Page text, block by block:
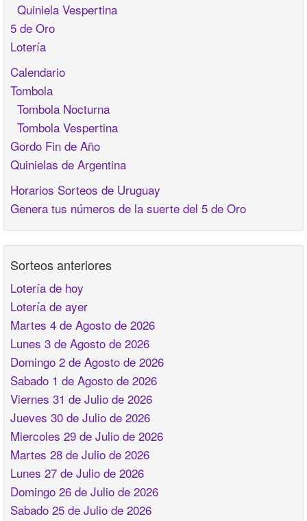
Quiniela Vespertina
5 de Oro
Lotería
Calendario
Tombola
Tombola Nocturna
Tombola Vespertina
Gordo Fin de Año
Quinielas de Argentina
Horarios Sorteos de Uruguay
Genera tus números de la suerte del 5 de Oro
Sorteos anteriores
Lotería de hoy
Lotería de ayer
Martes 4 de Agosto de 2026
Lunes 3 de Agosto de 2026
Domingo 2 de Agosto de 2026
Sabado 1 de Agosto de 2026
Viernes 31 de Julio de 2026
Jueves 30 de Julio de 2026
Miercoles 29 de Julio de 2026
Martes 28 de Julio de 2026
Lunes 27 de Julio de 2026
Domingo 26 de Julio de 2026
Sabado 25 de Julio de 2026